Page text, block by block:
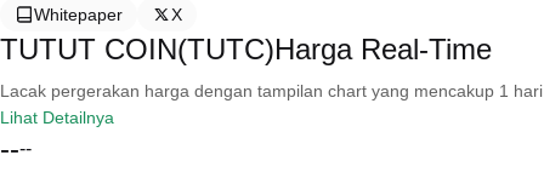
Whitepaper
X
TUTUT COIN(TUTC)Harga Real-Time
Lacak pergerakan harga dengan tampilan chart yang mencakup 1
Lihat Detailnya
----